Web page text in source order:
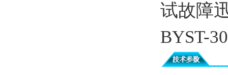
试故障
BYST-